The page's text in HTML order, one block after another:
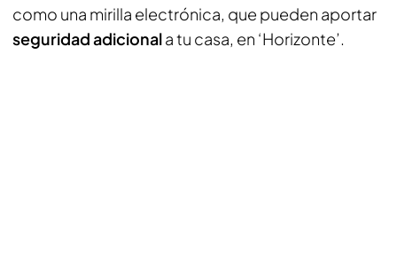
como una mirilla electrónica, que pueden aportar
seguridad adicionala tu casa, en ‘Horizonte’.